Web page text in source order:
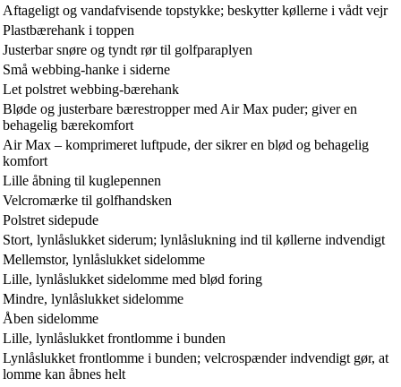
Aftageligt og vandafvisende topstykke; beskytter køllerne i vådt vejr
Plastbærehank i toppen
Justerbar snøre og tyndt rør til golfparaplyen
Små webbing-hanke i siderne
Let polstret webbing-bærehank
Bløde og justerbare bærestropper med Air Max puder; giver en
behagelig bærekomfort
Air Max – komprimeret luftpude, der sikrer en blød og behagelig
komfort
Lille åbning til kuglepennen
Velcromærke til golfhandsken
Polstret sidepude
Stort, lynlåslukket siderum; lynlåslukning ind til køllerne indvendigt
Mellemstor, lynlåslukket sidelomme
Lille, lynlåslukket sidelomme med blød foring
Mindre, lynlåslukket sidelomme
Åben sidelomme
Lille, lynlåslukket frontlomme i bunden
Lynlåslukket frontlomme i bunden; velcrospænder indvendigt gør, at
lomme kan åbnes helt